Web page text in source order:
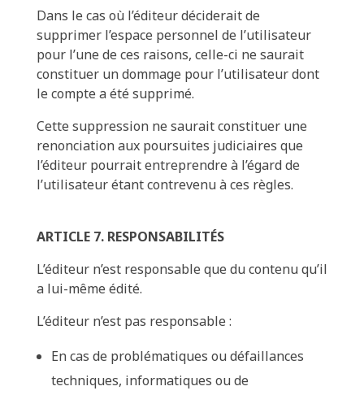
Dans le cas où l’éditeur déciderait de
supprimer l’espace personnel de l’utilisateur
pour l’une de ces raisons, celle-ci ne saurait
constituer un dommage pour l’utilisateur dont
le compte a été supprimé.
Cette suppression ne saurait constituer une
renonciation aux poursuites judiciaires que
l’éditeur pourrait entreprendre à l’égard de
l’utilisateur étant contrevenu à ces règles.
ARTICLE 7. RESPONSABILITÉS
L’éditeur n’est responsable que du contenu qu’il
a lui-même édité.
L’éditeur n’est pas responsable :
En cas de problématiques ou défaillances
techniques, informatiques ou de